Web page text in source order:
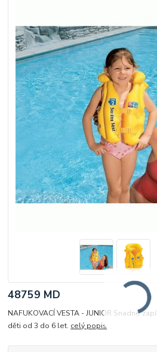
48759 MD
NAFUKOVACÍ VESTA - JUNIOR Snadné
děti od 3 do 6 let. celý popis